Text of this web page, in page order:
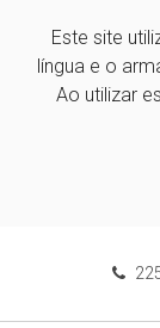
Este site
língua e o
Ao utilizar